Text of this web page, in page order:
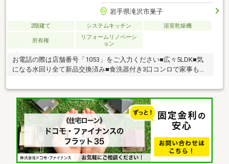
岩手県滝沢市巣子
2階建て システムキッチン 浴室乾燥機
所有権
リフォームリノベーシ
ョン
お電話の際は店舗番号「1053」をご入力ください■広々5LDK■気
になる水回り全て新品交換済み■食洗器付き3口コンロで家事も捗